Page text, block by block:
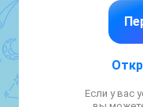
поделки
"Только
также
Если у вас